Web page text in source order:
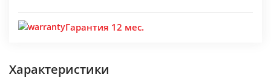
Гарантия 12 мес.
Характеристики